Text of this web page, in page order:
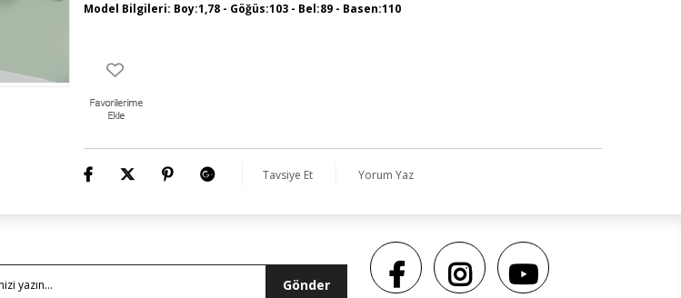
Model Bilgileri: Boy:1,78 - Göğüs:103 - Bel:89 - Basen:110
Tavsiye Et Yorum Yaz
Gönder